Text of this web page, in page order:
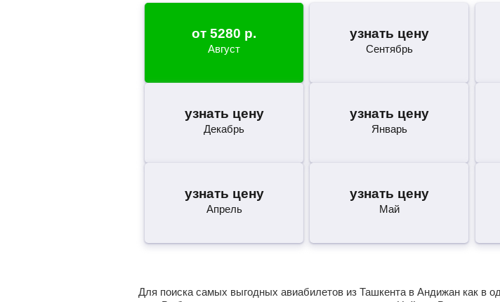
от5280 р.
Август
узнать цену
Сентябрь
узнать цену
Декабрь
узнать цену
Январь
узнать цену
Апрель
узнать цену
Май
Для поиска самых выгодных авиабилетов из Ташкента в Андижан как в